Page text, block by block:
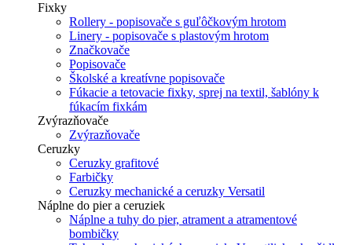
Fixky
Rollery - popisovače s guľôčkovým hrotom
Linery - popisovače s plastovým hrotom
Značkovače
Popisovače
Školské a kreatívne popisovače
Fúkacie a tetovacie fixky, sprej na textil, šablóny k
fúkacím fixkám
Zvýrazňovače
Zvýrazňovače
Ceruzky
Ceruzky grafitové
Farbičky
Ceruzky mechanické a ceruzky Versatil
Náplne do pier a ceruziek
Náplne a tuhy do pier, atrament a atramentové
bombičky